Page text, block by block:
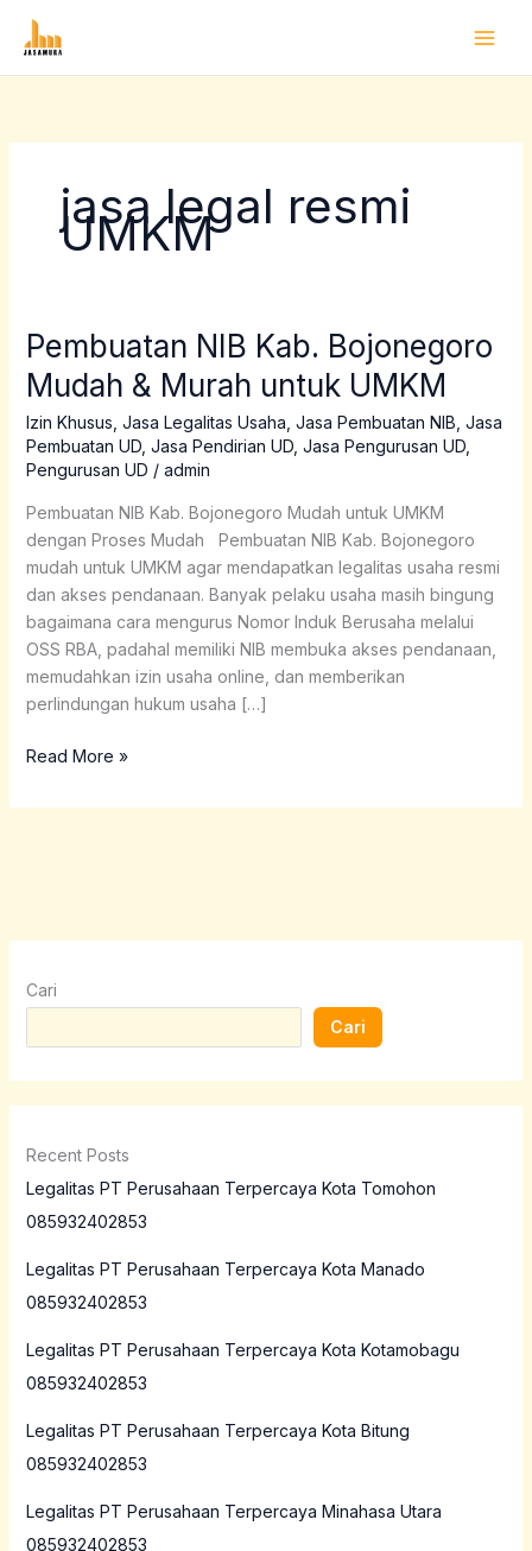
jasa legal resmi
UMKM
Pembuatan NIB Kab. Bojonegoro
Mudah & Murah untuk UMKM
Izin Khusus Jasa Legalitas Usaha Jasa Pembuatan NIB Jasa
Pembuatan UD, Jasa Pendirian UD, Jasa Pengurusan UD,
Pengurusan UD / admin
Pembuatan NIB Kab. Bojonegoro Mudah untuk UMKM
dengan Proses Mudah Pembuatan NIB Kab. Bojonegoro
mudah untuk UMKM agar mendapatkan legalitas usaha resmi
dan akses pendanaan. Banyak pelaku usaha masih bingung
bagaimana cara mengurus Nomor Induk Berusaha melalui
OSS RBA, padahal memiliki NIB membuka akses pendanaan,
memudahkan izin usaha online, dan memberikan
perlindungan hukum usaha […]
Pembuatan
Kab.
Bojonegoro
Mudah
&
Murah
untuk
UMKM
Read More »
Cari
Cari
Recent Posts
Legalitas PT Perusahaan Terpercaya Kota Tomohon
085932402853
Legalitas PT Perusahaan Terpercaya Kota Manado
085932402853
Legalitas PT Perusahaan Terpercaya Kota Kotamobagu
085932402853
Legalitas PT Perusahaan Terpercaya Kota Bitung
085932402853
Legalitas PT Perusahaan Terpercaya Minahasa Utara
085932402853